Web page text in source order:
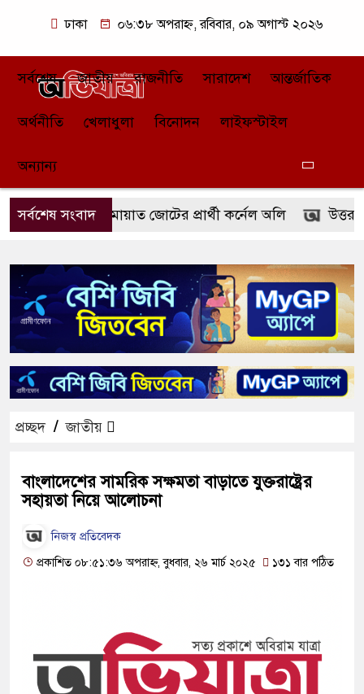
ঢাকা ০৬:৩৮ অপরাহ্ন, রবিবার, ০৯ অগাস্ট ২০২৬
সর্বশেষ জাতীয় রাজনীতি সারাদেশ আন্তর্জাতিক
অর্থনীতি খেলাধুলা বিনোদন লাইফস্টাইল
অন্যান্য
সর্বশেষ সংবাদ
পদে জামায়াত জোটের প্রার্থী কর্নেল অলি উত্তরায়
প্রচ্ছদ/জাতীয়
বাংলাদেশের সামরিক সক্ষমতা বাড়াতে যুক্তরাষ্ট্রের
সহায়তা নিয়ে আলোচনা
নিজস্ব প্রতিবেদক
প্রকাশিত ০৮:৫১:৩৬ অপরাহ্ন, বুধবার, ২৬ মার্চ ২০২৫
১৩১ বার পঠিত